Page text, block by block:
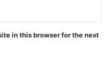
in this browser for the next